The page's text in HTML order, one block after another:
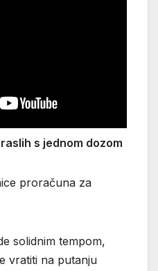
s jednom dozom
proračuna za
solidnim tempom,
vratiti na putanju